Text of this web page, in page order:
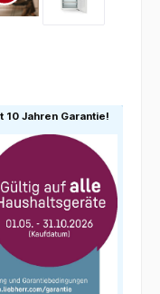
10 Jahren Garantie!